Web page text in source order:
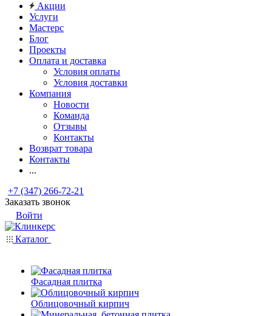
Акции
Услуги
Мастерс
Блог
Проекты
Оплата и доставка
Условия оплаты
Условия доставки
Компания
Новости
Команда
Отзывы
Контакты
Возврат товара
Контакты
...
+7 (347) 266-72-21
Заказать звонок
Войти
Каталог
Фасадная плитка
Облицовочный кирпич